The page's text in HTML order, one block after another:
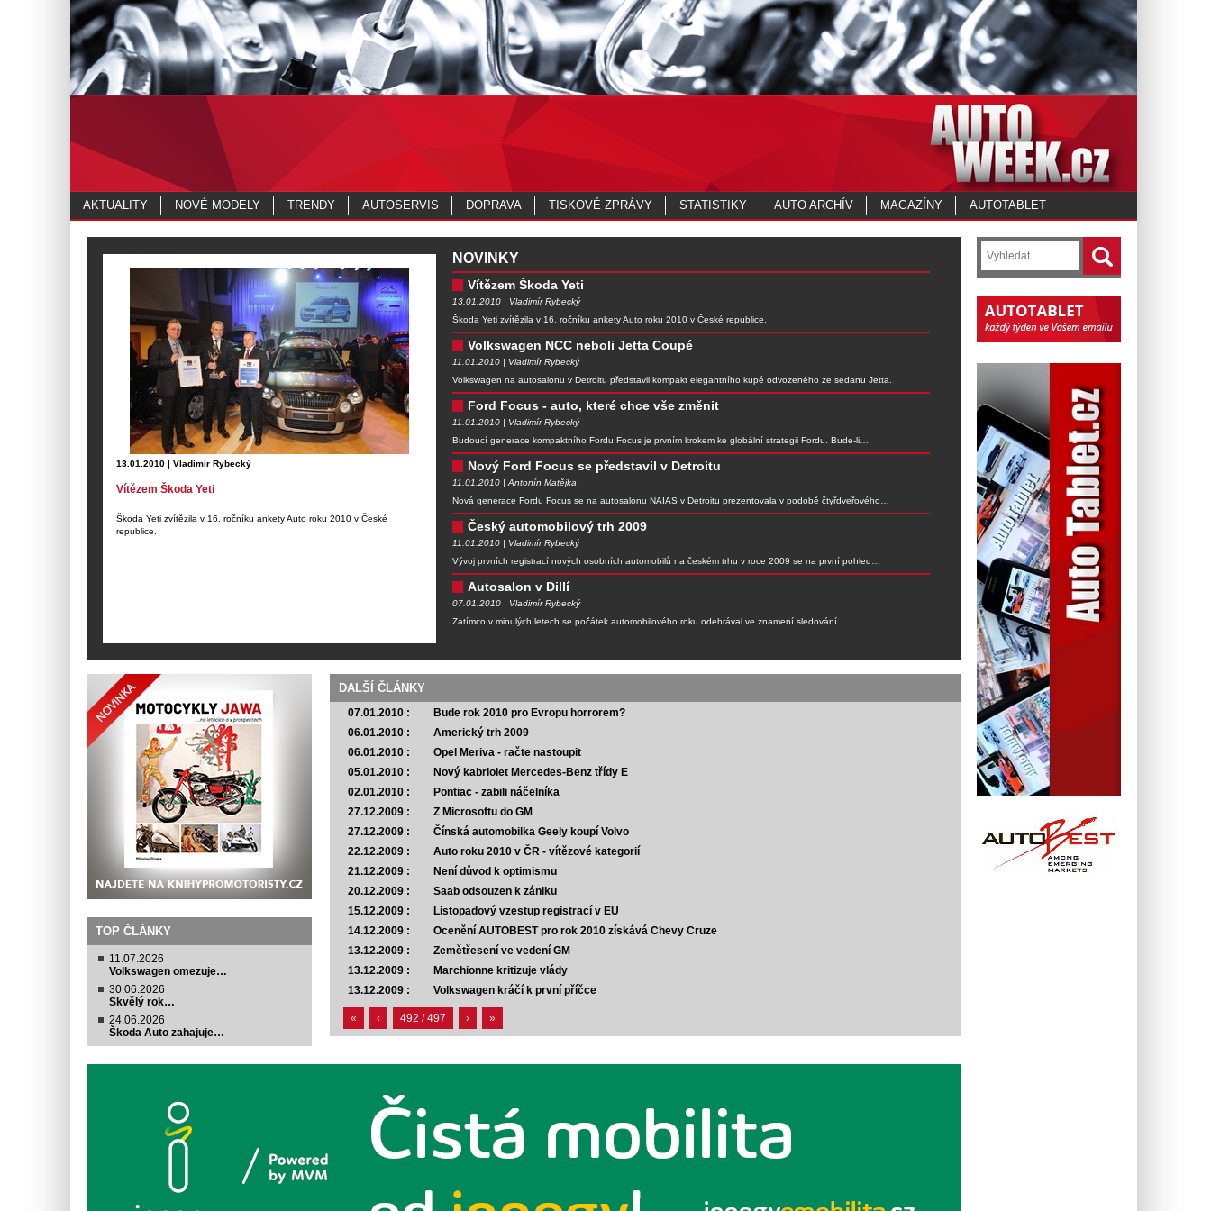
13.01.2010 | Vladimír Rybecký
Vítězem Škoda Yeti
Škoda Yeti zvítězila v 16. ročníku ankety Auto roku 2010 v České
republice.
NOVINKY
Vítězem Škoda Yeti
13.01.2010 | Vladimír Rybecký
Škoda Yeti zvítězila v 16. ročníku ankety Auto roku 2010 v České republice.
Volkswagen NCC neboli Jetta Coupé
11.01.2010 | Vladimír Rybecký
Volkswagen na autosalonu v Detroitu představil kompakt elegantního kupé odvozeného ze sedanu Jetta.
Ford Focus - auto, které chce vše změnit
11.01.2010 | Vladimír Rybecký
Budoucí generace kompaktního Fordu Focus je prvním krokem ke globální strategii Fordu. Bude-li…
Nový Ford Focus se představil v Detroitu
11.01.2010 | Antonín Matějka
Nová generace Fordu Focus se na autosalonu NAIAS v Detroitu prezentovala v podobě čtyřdveřového…
Český automobilový trh 2009
11.01.2010 | Vladimír Rybecký
Vývoj prvních registrací nových osobních automobilů na českém trhu v roce 2009 se na první pohled…
Autosalon v Dillí
07.01.2010 | Vladimír Rybecký
Zatímco v minulých letech se počátek automobilového roku odehrával ve znamení sledování…
TOP ČLÁNKY
11.07.2026
Volkswagen omezuje…
30.06.2026
Skvělý rok…
24.06.2026
Škoda Auto zahajuje…
DALŠÍ ČLÁNKY
07.01.2010 :
Bude rok 2010 pro Evropu horrorem?
06.01.2010 :
Americký trh 2009
06.01.2010 :
Opel Meriva - račte nastoupit
05.01.2010 :
Nový kabriolet Mercedes-Benz třídy E
02.01.2010 :
Pontiac - zabili náčelníka
27.12.2009 :
Z Microsoftu do GM
27.12.2009 :
Čínská automobilka Geely koupí Volvo
22.12.2009 :
Auto roku 2010 v ČR - vítězové kategorií
21.12.2009 :
Není důvod k optimismu
20.12.2009 :
Saab odsouzen k zániku
15.12.2009 :
Listopadový vzestup registrací v EU
14.12.2009 :
Ocenění AUTOBEST pro rok 2010 získává Chevy Cruze
13.12.2009 :
Zemětřesení ve vedení GM
13.12.2009 :
Marchionne kritizuje vlády
13.12.2009 :
Volkswagen kráčí k první příčce
« ‹ 492 / 497 › »
AKTUALITY NOVÉ MODELY TRENDY AUTOSERVIS DOPRAVA TISKOVÉ ZPRÁVY STATISTIKY AUTO ARCHÍV MAGAZÍNY AUTOTABLET